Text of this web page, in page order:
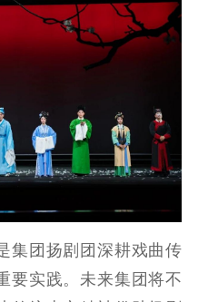
团扬剧团深耕戏曲传
要实践。未来集团将不